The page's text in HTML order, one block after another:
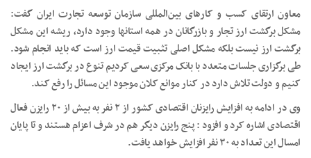
معاون ارتقای کسب و کارهای بین‌المللی سازمان توسعه تجارت ایران گفت:
مشکل برگشت ارز تجار و بازرگانان در همه استانها وجود دارد، ریشه این مشکل
برگشت ارز نیست بلکه مشکل اصلی تثبیت قیمت ارز است که باید انجام شود.
طی برگزاری جلسات متعدد با بانک مرکزی سعی کردیم تنوع در برگشت ارز ایجاد
کنیم و دولت تلاش دارد در کنار موانع کلان موجود این مسائل را رفع کند.
وی در ادامه به افزایش رایزنان اقتصادی کشور از ۲ نفر به بیش از ۲۰ رایزن فعال
اقتصادی اشاره کرد و افزود : پنج رایزن دیگر هم در شرف اعزام هستند و تا پایان
امسال این تعداد به ۳۰ نفر افزایش خواهد یافت.